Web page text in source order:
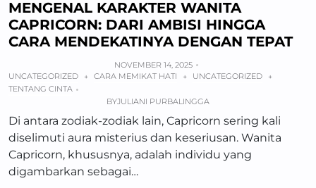
MENGENAL KARAKTER WANITA
CAPRICORN: DARI AMBISI HINGGA
CARA MENDEKATINYA DENGAN TEPAT
NOVEMBER 14, 2025
UNCATEGORIZED
+ CARA MEMIKAT HATI + UNCATEGORIZED
+
TENTANG CINTA
BYJULIANI PURBALINGGA
Di antara zodiak-zodiak lain, Capricorn sering kali
diselimuti aura misterius dan keseriusan. Wanita
Capricorn, khususnya, adalah individu yang
digambarkan sebagai…